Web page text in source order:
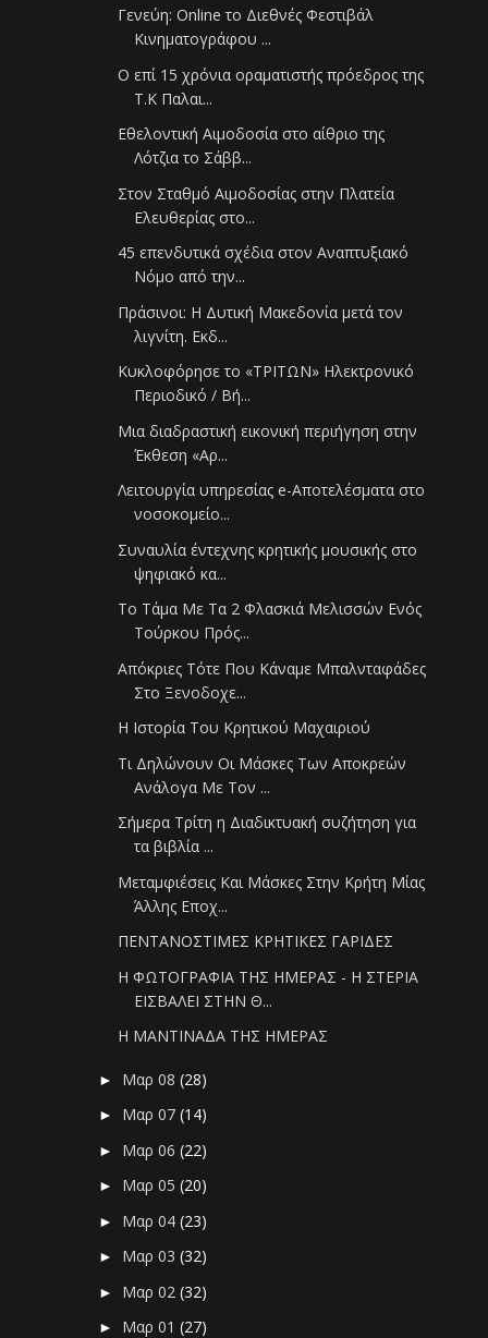
Γενεύη: Online το Διεθνές Φεστιβάλ
Κινηματογράφου ...
Ο επί 15 χρόνια οραματιστής πρόεδρος της
Τ.Κ Παλαι...
Εθελοντική Αιμοδοσία στο αίθριο της
Λότζια το Σάββ...
Στον Σταθμό Αιμοδοσίας στην Πλατεία
Ελευθερίας στο...
45 επενδυτικά σχέδια στον Αναπτυξιακό
Νόμο από την...
Πράσινοι: Η Δυτική Μακεδονία μετά τον
λιγνίτη. Εκδ...
Κυκλοφόρησε το «ΤΡΙΤΩΝ» Ηλεκτρονικό
Περιοδικό / Βή...
Μια διαδραστική εικονική περιήγηση στην
Έκθεση «Αρ...
Λειτουργία υπηρεσίας e-Αποτελέσματα στο
νοσοκομείο...
Συναυλία έντεχνης κρητικής μουσικής στο
ψηφιακό κα...
Το Τάμα Με Τα 2 Φλασκιά Μελισσών Ενός
Τούρκου Πρός...
Απόκριες Τότε Που Κάναμε Μπαλνταφάδες
Στο Ξενοδοχε...
Η Ιστορία Του Κρητικού Μαχαιριού
Τι Δηλώνουν Οι Μάσκες Των Αποκρεών
Ανάλογα Με Τον ...
Σήμερα Τρίτη η Διαδικτυακή συζήτηση για
τα βιβλία ...
Μεταμφιέσεις Και Μάσκες Στην Κρήτη Μίας
Άλλης Εποχ...
ΠΕΝΤΑΝΟΣΤΙΜΕΣ ΚΡΗΤΙΚΕΣ ΓΑΡΙΔΕΣ
Η ΦΩΤΟΓΡΑΦΙΑ ΤΗΣ ΗΜΕΡΑΣ - Η ΣΤΕΡΙΑ
ΕΙΣΒΑΛΕΙ ΣΤΗΝ Θ...
Η ΜΑΝΤΙΝΑΔΑ ΤΗΣ ΗΜΕΡΑΣ
► Μαρ 08(28)
► Μαρ 07(14)
► Μαρ 06(22)
► Μαρ 05(20)
► Μαρ 04(23)
► Μαρ 03(32)
► Μαρ 02(32)
► Μαρ 01(27)